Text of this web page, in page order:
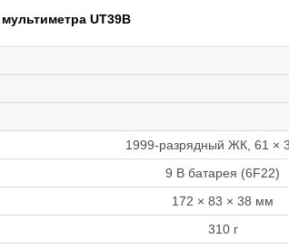
UT39B
1999-разрядный ЖК, 61 ×
9 В батарея (6F22)
172 × 83 × 38 мм
310 г